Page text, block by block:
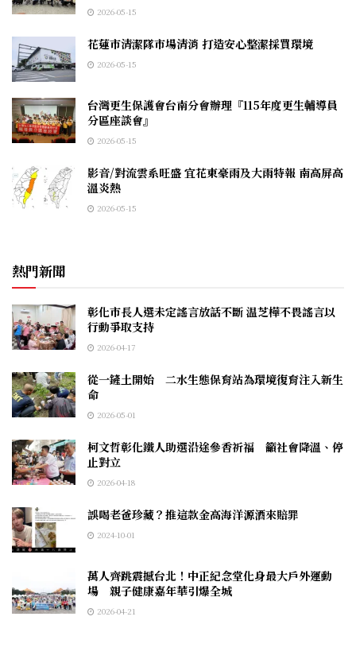
2026-05-15
花蓮市清潔隊市場清消 打造安心整潔採買環境
2026-05-15
台灣更生保護會台南分會辦理『115年度更生輔導員
分區座談會』
2026-05-15
影音/對流雲系旺盛 宜花東豪雨及大雨特報 南高屏高
溫炎熱
2026-05-15
熱門新聞
彰化市長人選未定謠言放話不斷 温芝樺不畏謠言以
行動爭取支持
2026-04-17
從一鏟土開始 二水生態保育站為環境復育注入新生
命
2026-05-01
柯文哲彰化鐵人助選沿途參香祈福 籲社會降溫、停
止對立
2026-04-18
誤喝老爸珍藏？推這款金高海洋源酒來賠罪
2024-10-01
萬人齊跳震撼台北！中正紀念堂化身最大戶外運動
場 親子健康嘉年華引爆全城
2026-04-21